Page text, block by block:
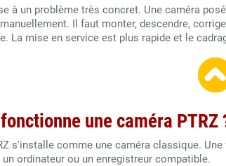
à un problème très concret. Une caméra
Il faut monter, descendre,
La mise en service est plus rapide et le
une caméra PTRZ
s'installe comme une caméra classique.
ordinateur ou un enregistreur compatible.